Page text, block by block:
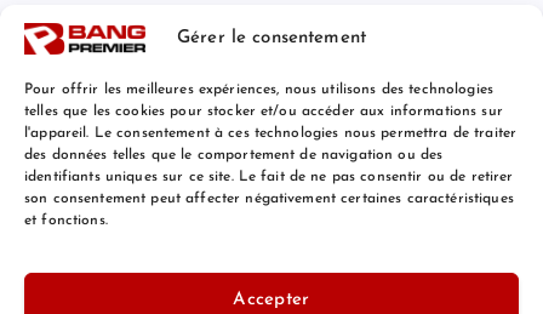
Gérer le consentement
Pour offrir les meilleures expériences, nous utilisons des technologies
telles que les cookies pour stocker et/ou accéder aux informations sur
l'appareil. Le consentement à ces technologies nous permettra de traiter
des données telles que le comportement de navigation ou des
identifiants uniques sur ce site. Le fait de ne pas consentir ou de retirer
son consentement peut affecter négativement certaines caractéristiques
et fonctions.
Accepter
Mentions Légales